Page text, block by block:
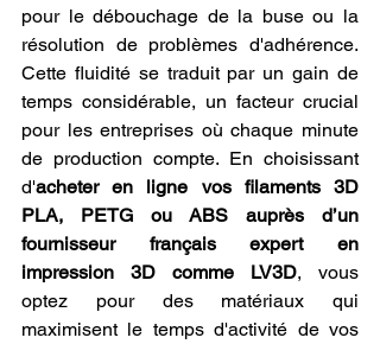
pour le débouchage de la buse ou la
résolution de problèmes d'adhérence.
Cette fluidité se traduit par un gain de
temps considérable, un facteur crucial
pour les entreprises où chaque minute
de production compte. En choisissant
d'acheter en ligne vos filaments 3D
PLA, PETG ou ABS auprès d’un
fournisseur français expert en
impression 3D comme LV3D, vous
optez pour des matériaux qui
maximisent le temps d'activité de vos